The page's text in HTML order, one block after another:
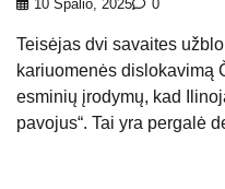
10 Spalio, 2025 0
Teisėjas dvi savaites
kariuomenės dislokavimą
esminių įrodymų, kad
pavojus“. Tai yra pergalė